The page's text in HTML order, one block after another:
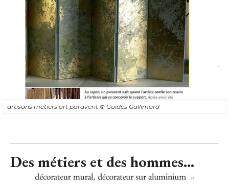
artisans metiers art paravent © Guides Gallimard
Des métiers et des hommes...